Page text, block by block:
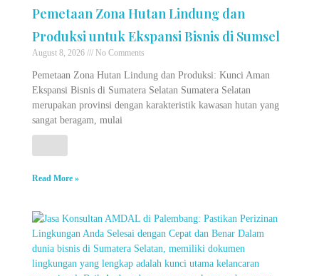
Pemetaan Zona Hutan Lindung dan
Produksi untuk Ekspansi Bisnis di Sumsel
August 8, 2026 No Comments
Pemetaan Zona Hutan Lindung dan Produksi: Kunci Aman
Ekspansi Bisnis di Sumatera Selatan Sumatera Selatan
merupakan provinsi dengan karakteristik kawasan hutan yang
sangat beragam, mulai
Read More »